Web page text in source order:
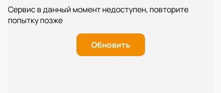
Сервис в данный момент недоступен, повторите
попытку позже
Обновить